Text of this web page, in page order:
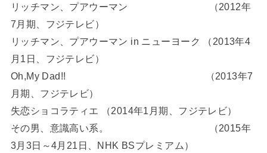
リッチマン、プアウーマン （2012年
7月期、フジテレビ）
リッチマン、プアウーマン in ニューヨーク （2013年4
月1日、フジテレビ）
Oh,My Dad!! （2013年7
月期、フジテレビ）
失恋ショコラティエ （2014年1月期、フジテレビ）
その男、意識高い系。 （2015年
3月3日～4月21日、NHK BSプレミアム）